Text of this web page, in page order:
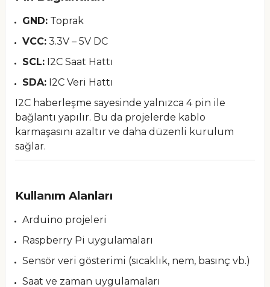
GND: Toprak
VCC: 3.3V – 5V DC
SCL: I2C Saat Hattı
SDA: I2C Veri Hattı
I2C haberleşme sayesinde yalnızca 4 pin ile
bağlantı yapılır. Bu da projelerde kablo
karmaşasını azaltır ve daha düzenli kurulum
sağlar.
Kullanım Alanları
Arduino projeleri
Raspberry Pi uygulamaları
Sensör veri gösterimi (sıcaklık, nem, basınç vb.)
Saat ve zaman uygulamaları